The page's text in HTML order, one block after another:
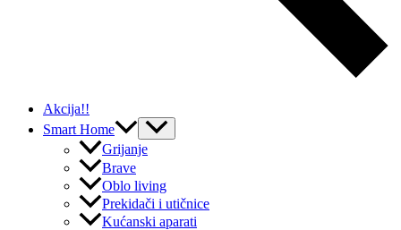
Akcija!!
Smart Home
Menu
Toggle
Grijanje
Brave
Oblo living
Prekidači i utičnice
Kućanski aparati